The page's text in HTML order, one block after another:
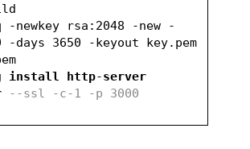
-newkey rsa:2048 -new -
-days 3650 -keyout key.pem
install http-server
--ssl -c-1 -p 3000